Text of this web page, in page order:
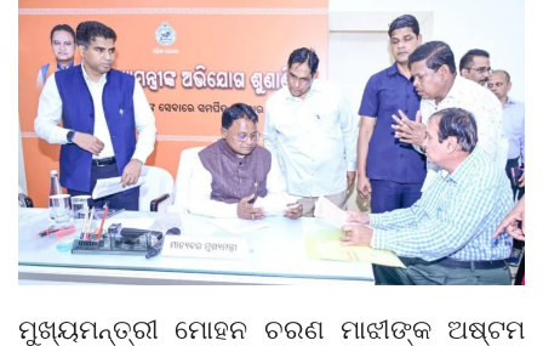
ମୁଖ୍ୟମନ୍ତ୍ରୀ ମୋହନ ଚରଣ ମାଝୀଙ୍କ ଅଷ୍ଟମ